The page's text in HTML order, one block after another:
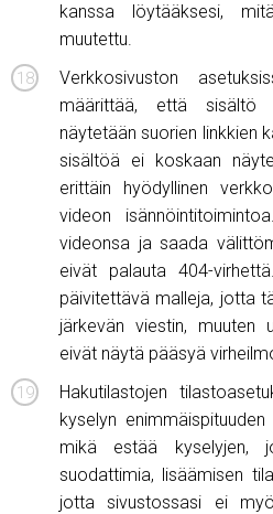
kanssa löytääksesi,
muutettu.
Verkkosivuston
määrittää, että sisältö
näytetään suorien linkkien
sisältöä ei koskaan
erittäin hyödyllinen
videon
videonsa ja saada
eivät palauta 404-
päivitettävä malleja, jotta
järkevän viestin, muuten
eivät näytä pääsyä
Hakutilastojen
kyselyn
mikä estää kyselyjen,
suodattimia, lisäämisen
jotta sivustossasi ei